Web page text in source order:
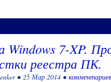
Windows 7-XP.
реестра ПК.
● 25 Мар 2014 ●